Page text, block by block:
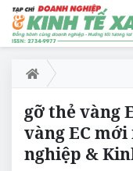
gỡ thẻ vàng
vàng EC
nghiệp &